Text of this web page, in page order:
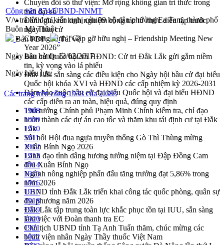
Chuyển đổi số thư viện: Mở rộng không gian tri thức trong
thời đại số
Đánh giá, rút kinh nghiệm công tác tổ chức diễn tập trước
ngày bầu cử
Chương trình “Gặp gỡ hữu nghị – Friendship Meeting New
Year 2026”
Bầu cử Quốc hội và HĐND: Cử tri Đắk Lắk gửi gắm niềm
tin, kỳ vọng vào lá phiếu
Đắk Lắk sẵn sàng các điều kiện cho Ngày hội bầu cử đại biểu
Quốc hội khóa XVI và HĐND các cấp nhiệm kỳ 2026-2031
Đảm bảo cuộc bầu cử đại biểu Quốc hội và đại biểu HĐND
các cấp diễn ra an toàn, hiệu quả, đúng quy định
Thủ tướng Chính phủ Phạm Minh Chính kiểm tra, chỉ đạo
hoàn thành các dự án cao tốc và thăm khu tái định cư tại Đắk
Lắk
Sôi nổi Hội đua ngựa truyền thống Gò Thì Thùng mừng
Xuân Bính Ngọ 2026
Lãnh đạo tỉnh dâng hương tưởng niệm tại Đập Đồng Cam
đầu Xuân Bính Ngọ
Ngành nông nghiệp phấn đấu tăng trưởng đạt 5,86% trong
năm 2026
UBND tỉnh Đắk Lắk triển khai công tác quốc phòng, quân sự
địa phương năm 2026
Đắk Lắk tập trung toàn lực khắc phục tồn tại IUU, sẵn sàng
làm việc với Đoàn thanh tra EC
Chủ tịch UBND tỉnh Tạ Anh Tuấn thăm, chúc mừng các
bệnh viện nhân Ngày Thầy thuốc Việt Nam
Công văn 874/UBND-NNMT
V/v trả lời đơn kiến nghị của 09 hộ dân phường Ea Tam, thành phố
Buôn Ma Thuột
Bản PDF
Tải về
Ngày ban hành:13/02/2017
Ngày hiệu lực:
Các trang trên cổng 1933 của 2.683
1908
1909
1910
1911
1912
1913
1914
1915
1916
1917
1918
1919
1920
1921
1922